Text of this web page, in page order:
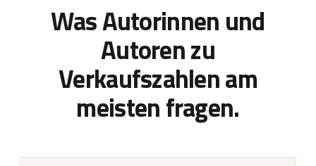
Was Autorinnen und
Autoren zu
Verkaufszahlen am
meisten fragen.